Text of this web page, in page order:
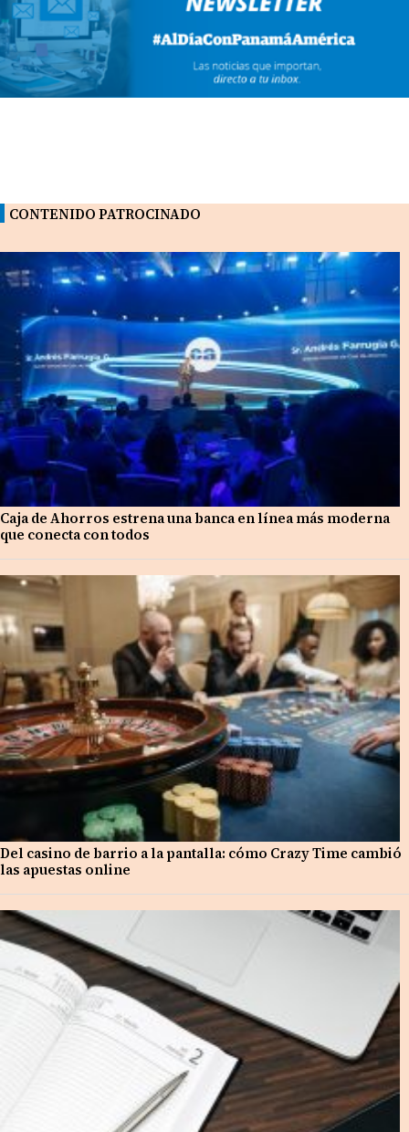
CONTENIDO PATROCINADO
Caja de Ahorros estrena una banca en línea más moderna
que conecta con todos
Del casino de barrio a la pantalla: cómo Crazy Time cambió
las apuestas online